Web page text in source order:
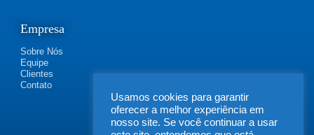
Empresa
Sobre Nós
Equipe
Clientes
Contato
Usamos cookies para garantir
oferecer a melhor experiência em
nosso site. Se você continuar a usar